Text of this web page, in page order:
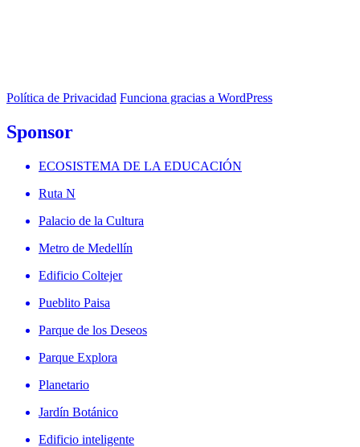
Política de Privacidad Funciona gracias a WordPress
Sponsor
ECOSISTEMA DE LA EDUCACIÓN
Ruta N
Palacio de la Cultura
Metro de Medellín
Edificio Coltejer
Pueblito Paisa
Parque de los Deseos
Parque Explora
Planetario
Jardín Botánico
Edificio inteligente